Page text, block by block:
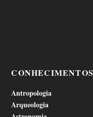
CONHECIMENTOS
Antropologia
Arqueologia